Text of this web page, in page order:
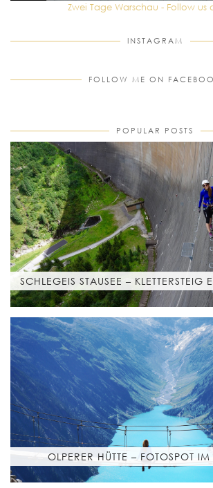
Zwei Tage Warschau - Follow us
INSTAGRAM
FOLLOW ME ON
POPULAR POSTS
SCHLEGEIS STAUSEE – KLETTERSTEIG
OLPERER HÜTTE – FOTOSPOT IM